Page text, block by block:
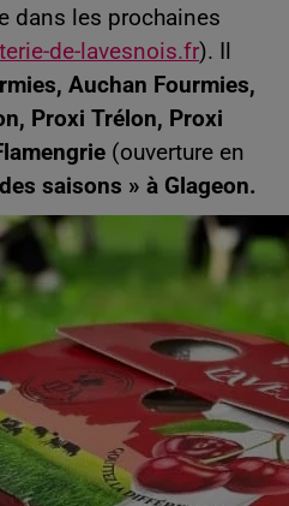
dans les prochaines
de-lavesnois.fr). Il
Auchan Fourmies,
Proxi Trélon, Proxi
(ouverture en
saisons » à Glageon.